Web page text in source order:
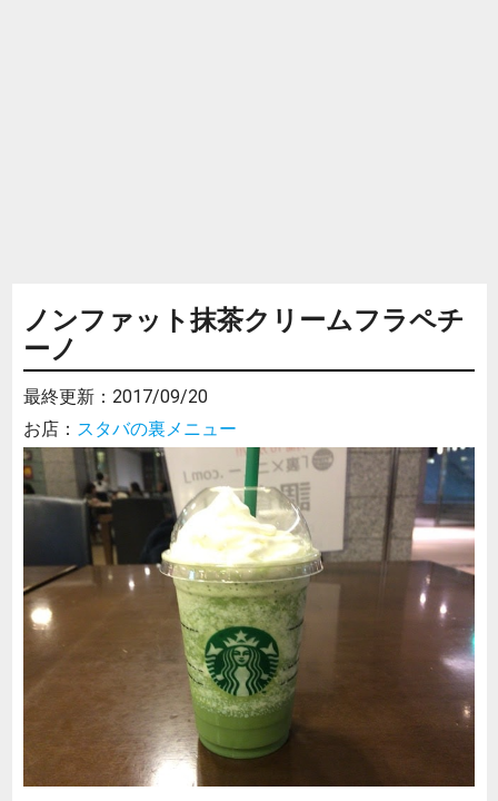
ノンファット抹茶クリームフラペチ
ーノ
最終更新： 2017/09/20
お店： スタバの裏メニュー